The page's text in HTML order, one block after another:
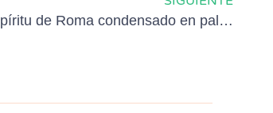
Destilería Roma – Espíritu de Roma condensado en palabras